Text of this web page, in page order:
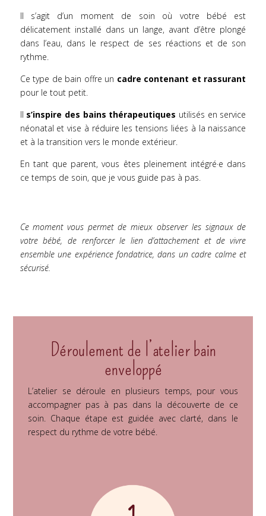
Il s’agit d’un moment de soin où votre bébé est
délicatement installé dans un lange, avant d’être plongé
dans l’eau, dans le respect de ses réactions et de son
rythme.
Ce type de bain offre un cadre contenant et rassurant
pour le tout petit.
Il s’inspire des bains thérapeutiques utilisés en service
néonatal et vise à réduire les tensions liées à la naissance
et à la transition vers le monde extérieur.
En tant que parent, vous êtes pleinement intégré·e dans
ce temps de soin, que je vous guide pas à pas.
Ce moment vous permet de mieux observer les signaux de
votre bébé, de renforcer le lien d’attachement et de vivre
ensemble une expérience fondatrice, dans un cadre calme et
sécurisé.
Déroulement de l’atelier bain
enveloppé
L’atelier se déroule en plusieurs temps, pour vous
accompagner pas à pas dans la découverte de ce
soin. Chaque étape est guidée avec clarté, dans le
respect du rythme de votre bébé.